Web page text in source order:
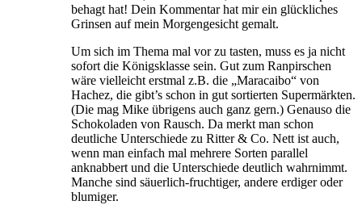
behagt hat! Dein Kommentar hat mir ein glückliches
Grinsen auf mein Morgengesicht gemalt.
Um sich im Thema mal vor zu tasten, muss es ja nicht
sofort die Königsklasse sein. Gut zum Ranpirschen
wäre vielleicht erstmal z.B. die „Maracaibo“ von
Hachez, die gibt’s schon in gut sortierten Supermärkten.
(Die mag Mike übrigens auch ganz gern.) Genauso die
Schokoladen von Rausch. Da merkt man schon
deutliche Unterschiede zu Ritter & Co. Nett ist auch,
wenn man einfach mal mehrere Sorten parallel
anknabbert und die Unterschiede deutlich wahrnimmt.
Manche sind säuerlich-fruchtiger, andere erdiger oder
blumiger.